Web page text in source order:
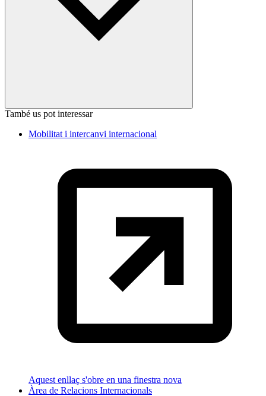
També us pot interessar
Mobilitat i intercanvi internacional
Aquest enllaç s'obre en una finestra nova
Àrea de Relacions Internacionals